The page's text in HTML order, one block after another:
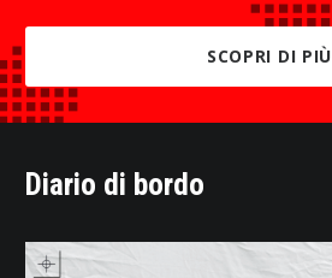
SCOPRI DI PIÙ
Diario di bordo